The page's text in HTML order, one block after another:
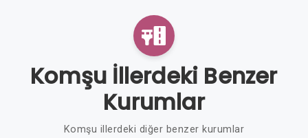
Komşu İllerdeki Benzer
Kurumlar
Komşu illerdeki diğer benzer kurumlar